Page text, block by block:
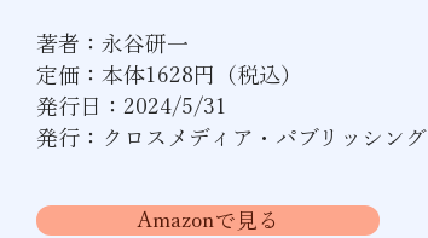
著者：永谷研一
定価：本体1628円（税込）
発行日：2024/5/31
発行：クロスメディア・パブリッシング
Amazonで見る